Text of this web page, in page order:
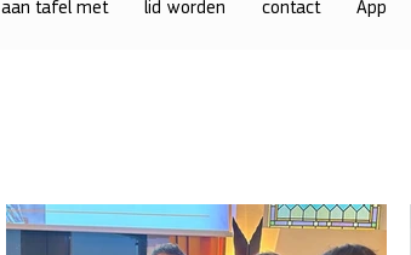
aan tafel met lid worden contact App